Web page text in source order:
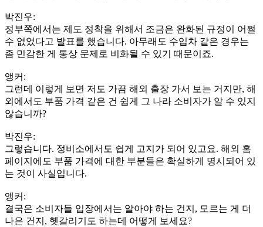
박진우:
정부쪽에서는 제도 정착을 위해서 조금은 완화된 규정이 어쩔
수 없었다고 발표를 했습니다. 아무래도 수입차 같은 경우는
좀 민감한 게 통상 문제로 비화될 수 있기 때문이죠.
앵커:
그런데 이렇게 보면 저도 가끔 해외 출장 가서 보는 거지만, 해
외에서도 부품 가격 같은 건 쉽게 그 나라 소비자가 알 수 있지
않습니까?
박진우:
그렇습니다. 정비소에서도 쉽게 고지가 되어 있고요. 해외 홈
페이지에도 부품 가격에 대한 부분들은 확실하게 명시되어 있
는 것이 사실입니다.
앵커:
결국은 소비자들 입장에서는 알아야 하는 건지, 모르는 게 더
나은 건지, 헷갈리기도 하는데 어떻게 보세요?